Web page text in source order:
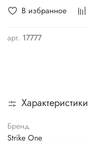
В избранное
арт. 17777
Характеристики
Бренд
Strike One